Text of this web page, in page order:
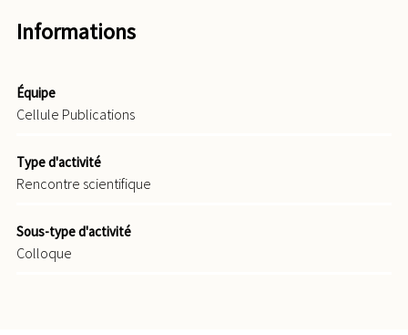
Informations
Équipe
Cellule Publications
Type d'activité
Rencontre scientifique
Sous-type d'activité
Colloque